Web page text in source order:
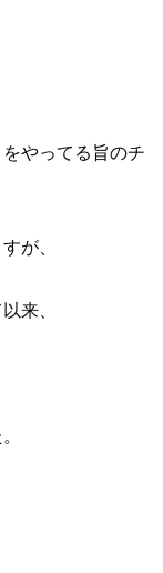
をやってる旨のチ
が、
来、